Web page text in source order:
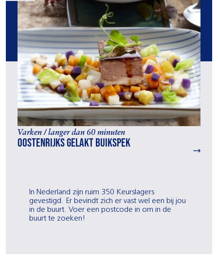
Varken / langer dan 60 minuten
Oostenrijks gelakt buikspek
In Nederland zijn ruim 350 Keurslagers
gevestigd. Er bevindt zich er vast wel een bij jou
in de buurt. Voer een postcode in om in de
buurt te zoeken!